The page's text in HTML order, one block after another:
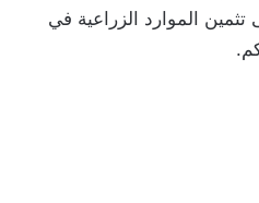
الموارد الزراعية في